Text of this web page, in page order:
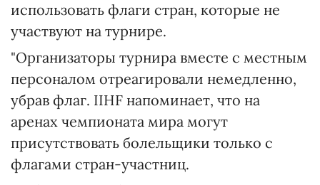
использовать флаги стран, которые не
участвуют на турнире.
"Организаторы турнира вместе с местным
персоналом отреагировали немедленно,
убрав флаг. IIHF напоминает, что на
аренах чемпионата мира могут
присутствовать болельщики только с
флагами стран-участниц.